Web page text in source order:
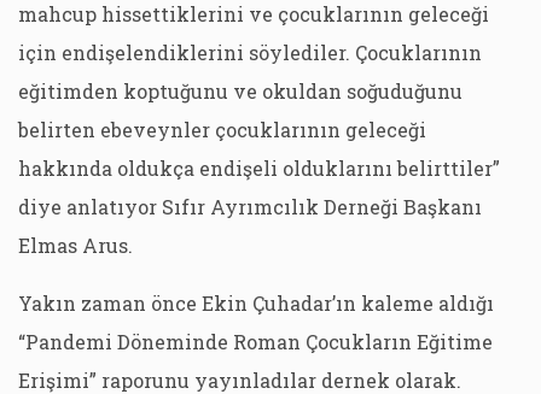
mahcup hissettiklerini ve çocuklarının geleceği
için endişelendiklerini söylediler. Çocuklarının
eğitimden koptuğunu ve okuldan soğuduğunu
belirten ebeveynler çocuklarının geleceği
hakkında oldukça endişeli olduklarını belirttiler”
diye anlatıyor Sıfır Ayrımcılık Derneği Başkanı
Elmas Arus.
Yakın zaman önce Ekin Çuhadar’ın kaleme aldığı
“Pandemi Döneminde Roman Çocukların Eğitime
Erişimi” raporunu yayınladılar dernek olarak.